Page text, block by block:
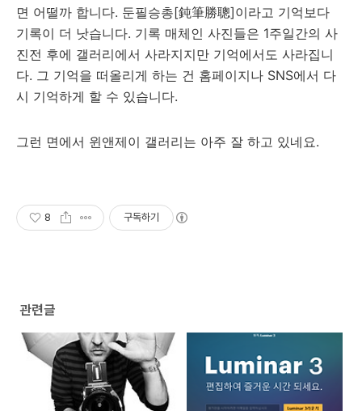
면 어떨까 합니다. 둔필승총[鈍筆勝聰]이라고 기억보다
기록이 더 낫습니다. 기록 매체인 사진들은 1주일간의 사
진전 후에 갤러리에서 사라지지만 기억에서도 사라집니
다. 그 기억을 떠올리게 하는 건 홈페이지나 SNS에서 다
시 기억하게 할 수 있습니다.
그런 면에서 윈앤제이 갤러리는 아주 잘 하고 있네요.
8 구독하기
관련글